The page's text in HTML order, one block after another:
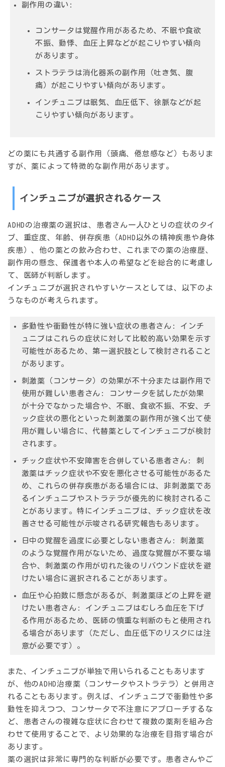
副作用の違い:
コンサータは覚醒作用があるため、不眠や食欲
不振、動悸、血圧上昇などが起こりやすい傾向
があります。
ストラテラは消化器系の副作用（吐き気、腹
痛）が起こりやすい傾向があります。
インチュニブは眠気、血圧低下、徐脈などが起
こりやすい傾向があります。
どの薬にも共通する副作用（頭痛、倦怠感など）もありま
すが、薬によって特徴的な副作用があります。
インチュニブが選択されるケース
ADHDの治療薬の選択は、患者さん一人ひとりの症状のタイ
プ、重症度、年齢、併存疾患（ADHD以外の精神疾患や身体
疾患）、他の薬との飲み合わせ、これまでの薬の治療歴、
副作用の懸念、保護者や本人の希望などを総合的に考慮し
て、医師が判断します。
インチュニブが選択されやすいケースとしては、以下のよ
うなものが考えられます。
多動性や衝動性が特に強い症状の患者さん:
インチ
ュニブはこれらの症状に対して比較的高い効果を示す
可能性があるため、第一選択肢として検討されること
があります。
刺激薬（コンサータ）の効果が不十分または副作用で
使用が難しい患者さん:
コンサータを試したが効果
が十分でなかった場合や、不眠、食欲不振、不安、チ
ック症状の悪化といった刺激薬の副作用が強く出て使
用が難しい場合に、代替薬としてインチュニブが検討
されます。
チック症状や不安障害を合併している患者さん:
刺
激薬はチック症状や不安を悪化させる可能性があるた
め、これらの併存疾患がある場合には、非刺激薬であ
るインチュニブやストラテラが優先的に検討されるこ
とがあります。特にインチュニブは、チック症状を改
善させる可能性が示唆される研究報告もあります。
日中の覚醒を過度に必要としない患者さん:
刺激薬
のような覚醒作用がないため、過度な覚醒が不要な場
合や、刺激薬の作用が切れた後のリバウンド症状を避
けたい場合に選択されることがあります。
血圧や心拍数に懸念があるが、刺激薬ほどの上昇を避
けたい患者さん:
インチュニブはむしろ血圧を下げ
る作用があるため、医師の慎重な判断のもと使用され
る場合があります（ただし、血圧低下のリスクには注
意が必要です）。
また、インチュニブが単独で用いられることもあります
が、他のADHD治療薬（コンサータやストラテラ）と併用さ
れることもあります。例えば、インチュニブで衝動性や多
動性を抑えつつ、コンサータで不注意にアプローチするな
ど、患者さんの複雑な症状に合わせて複数の薬剤を組み合
わせて使用することで、より効果的な治療を目指す場合が
あります。
薬の選択は非常に専門的な判断が必要です。患者さんやご